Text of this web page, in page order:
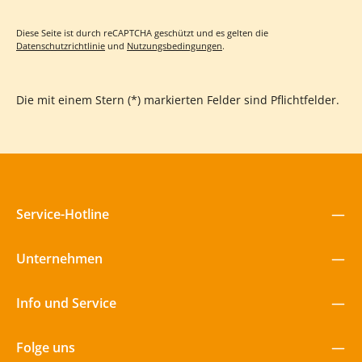
Flaschen ziehen magisch an und inspirieren zu immer neuen
Spielideen – von der Kräuterapotheke bis zur Schatzsuche.
Diese Seite ist durch reCAPTCHA geschützt und es gelten die
Datenschutzrichtlinie und Nutzungsbedingungen.
Die mit einem Stern (*) markierten Felder sind Pflichtfelder.
Service-Hotline
Unternehmen
Info und Service
Folge uns